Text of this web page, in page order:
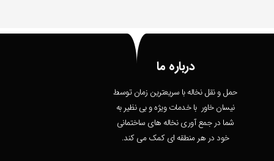
درباره ما
حمل و نقل نخاله با سریعترین زمان توسط
نیسان خاور با خدمات ویژه و بی نظیر به
شما در جمع آوری نخاله های ساختمانی
خود در هر منطقه ای کمک می کند.